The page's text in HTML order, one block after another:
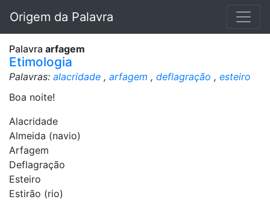
Origem da Palavra
Palavra arfagem
Etimologia
Palavras: alacridade , arfagem , deflagração , esteiro
Boa noite!
Alacridade
Almeida (navio)
Arfagem
Deflagração
Esteiro
Estirão (rio)